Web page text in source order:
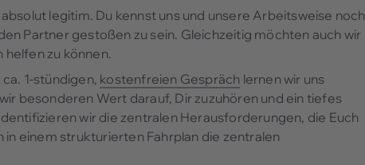
legitim. Du kennst uns und unsere Arbeitsweise noch
Partner gestoßen zu sein. Gleichzeitig möchten auch wir
zu können.
1-stündigen, kostenfreien Gespräch lernen wir uns
besonderen Wert darauf, Dir zuzuhören und ein tiefes
wir die zentralen Herausforderungen, die Euch
einem strukturierten Fahrplan die zentralen